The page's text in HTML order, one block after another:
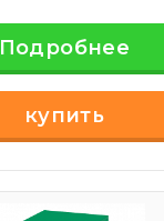
Подробнее
купить